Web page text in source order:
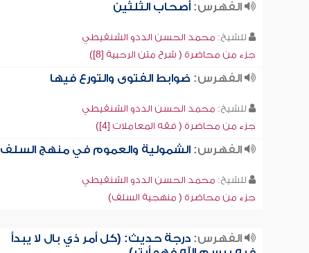
الفهرس:أصحاب الثلثين
للشيخ: محمد الحسن الددو الشنقيطي
جزء من محاضرة ( شرح متن الرحبية [8])
الفهرس: ضوابط الفتوى والتورع فيها
للشيخ: محمد الحسن الددو الشنقيطي
جزء من محاضرة ( فقه المعاملات [4])
الفهرس:الشمولية والعموم في منهج السلف
للشيخ: محمد الحسن الددو الشنقيطي
جزء من محاضرة ( منهجية السلف)
الفهرس:درجة حديث: (كل أمر ذي بال لا يبدأ